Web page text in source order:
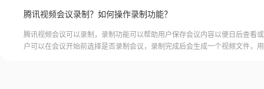
腾讯视频会议录制？如何操作录制功能？
腾讯视频会议可以录制，录制功能可以帮助用户保存会议内容以便日后查看
户可以在会议开始前选择是否录制会议，录制完成后会生成一个视频文件，